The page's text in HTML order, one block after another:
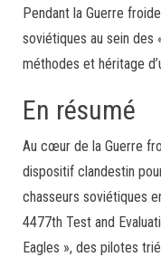
Pendant la Guerre
soviétiques au sein des
méthodes et héritage
En résumé
Au cœur de la Guerre
dispositif clandestin
chasseurs soviétiques
4477th Test and
Eagles », des pilotes